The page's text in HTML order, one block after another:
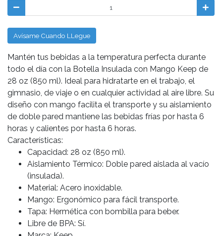
Avísame Cuando LLegue
Mantén tus bebidas a la temperatura perfecta durante
todo el día con la Botella Insulada con Mango Keep de
28 oz (850 ml). Ideal para hidratarte en el trabajo, el
gimnasio, de viaje o en cualquier actividad al aire libre. Su
diseño con mango facilita el transporte y su aislamiento
de doble pared mantiene las bebidas frías por hasta 6
horas y calientes por hasta 6 horas.
Características:
Capacidad: 28 oz (850 ml).
Aislamiento Térmico: Doble pared aislada al vacío
(insulada).
Material: Acero inoxidable.
Mango: Ergonómico para fácil transporte.
Tapa: Hermética con bombilla para beber.
Libre de BPA: Sí.